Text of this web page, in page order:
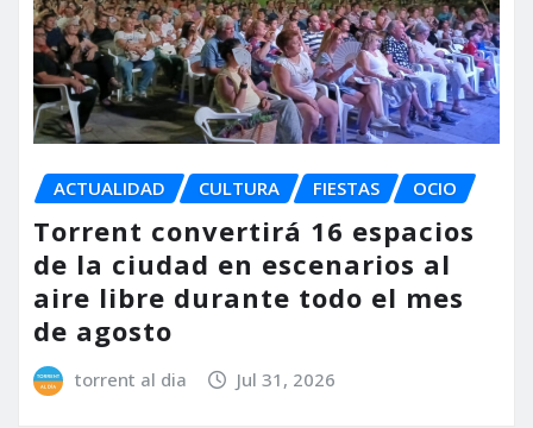
ACTUALIDAD CULTURA FIESTAS OCIO
Torrent convertirá 16 espacios
de la ciudad en escenarios al
aire libre durante todo el mes
de agosto
torrent al dia Jul 31, 2026